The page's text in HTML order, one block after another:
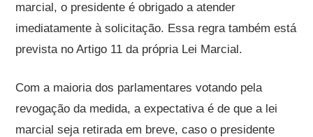
marcial, o presidente é obrigado a atender
imediatamente à solicitação. Essa regra também está
prevista no Artigo 11 da própria Lei Marcial.
Com a maioria dos parlamentares votando pela
revogação da medida, a expectativa é de que a lei
marcial seja retirada em breve, caso o presidente